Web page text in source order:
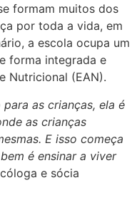
formam muitos dos
por toda a vida, em
a escola ocupa um
forma integrada e
Nutricional (EAN).
as crianças, ela é
as crianças
E isso começa
é ensinar a viver
e sócia